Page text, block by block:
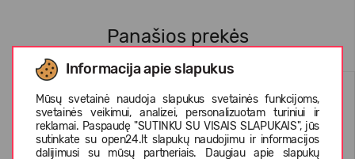
Informacija apie slapukus
Mūsų svetainė naudoja slapukus svetainės funkcijoms,
svetainės veikimui, analizei, personalizuotam turiniui ir
reklamai. Paspaudę "SUTINKU SU VISAIS SLAPUKAIS", jūs
sutinkate su open24.lt slapukų naudojimu ir informacijos
dalijimusi su mūsų partneriais. Daugiau apie slapukų
Panašios prekės